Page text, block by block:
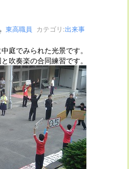
東高職員 カテゴリ:出来事
庭でみられた光景です。
吹奏楽の合同練習です。